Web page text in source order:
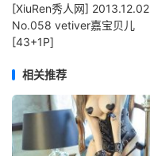
[XiuRen秀人网] 2013.12.02
No.058 vetiver嘉宝贝儿
[43+1P]
相关推荐